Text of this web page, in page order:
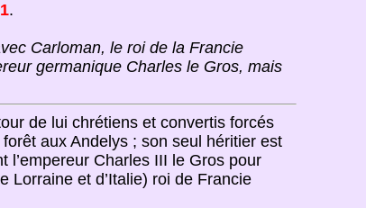
.
Carloman, le roi de la Francie
germanique Charles le Gros, mais
de lui chrétiens et convertis forcés
aux Andelys ; son seul héritier est
Charles III le Gros pour
Lorraine et d’Italie) roi de Francie